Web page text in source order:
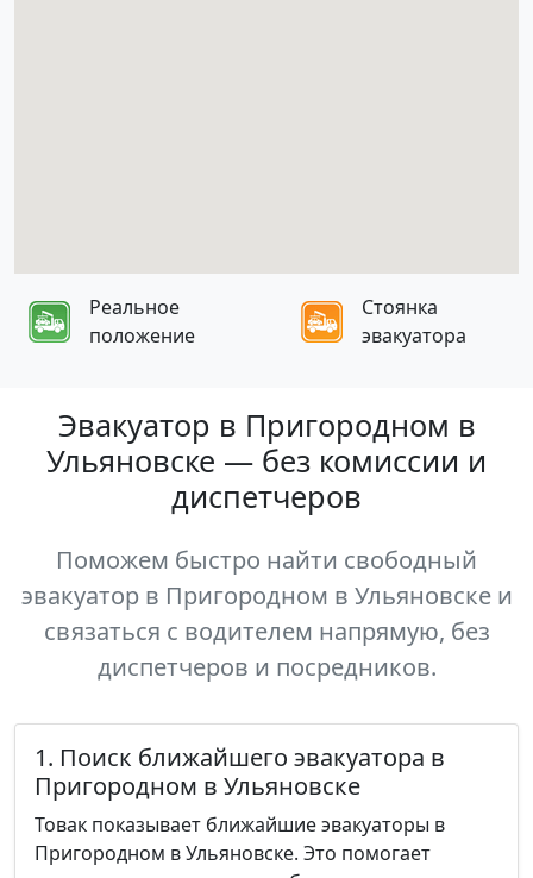
Реальное
положение
Стоянка
эвакуатора
Эвакуатор в Пригородном в
Ульяновске — без комиссии и
диспетчеров
Поможем быстро найти свободный
эвакуатор в Пригородном в Ульяновске и
связаться с водителем напрямую, без
диспетчеров и посредников.
1. Поиск ближайшего эвакуатора в
Пригородном в Ульяновске
Товак показывает ближайшие эвакуаторы в
Пригородном в Ульяновске. Это помогает